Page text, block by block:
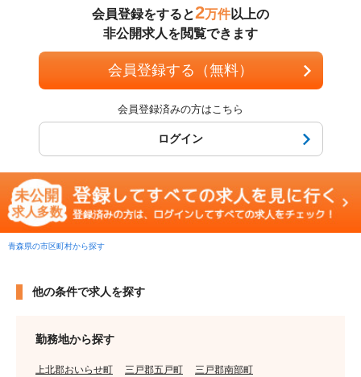
会員登録をすると2万件以上の
非公開求人を閲覧できます
会員登録する（無料）
会員登録済みの方はこちら
ログイン
青森県の市区町村から探す
他の条件で求人を探す
勤務地から探す
上北郡おいらせ町 三戸郡五戸町 三戸郡南部町